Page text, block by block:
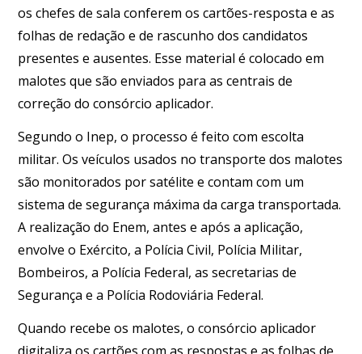
os chefes de sala conferem os cartões-resposta e as
folhas de redação e de rascunho dos candidatos
presentes e ausentes. Esse material é colocado em
malotes que são enviados para as centrais de
correção do consórcio aplicador.
Segundo o Inep, o processo é feito com escolta
militar. Os veículos usados no transporte dos malotes
são monitorados por satélite e contam com um
sistema de segurança máxima da carga transportada.
A realização do Enem, antes e após a aplicação,
envolve o Exército, a Polícia Civil, Polícia Militar,
Bombeiros, a Polícia Federal, as secretarias de
Segurança e a Polícia Rodoviária Federal.
Quando recebe os malotes, o consórcio aplicador